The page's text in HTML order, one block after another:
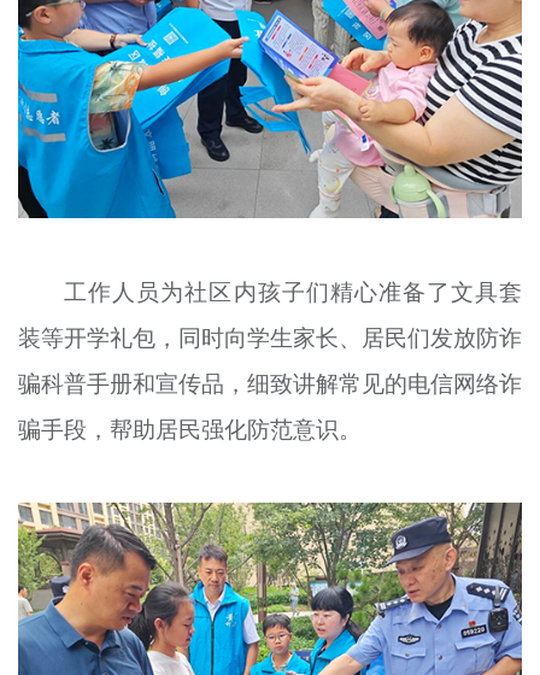
工作人员为社区内孩子们精心准备了文具套
装等开学礼包，同时向学生家长、居民们发放防诈
骗科普手册和宣传品，细致讲解常见的电信网络诈
骗手段，帮助居民强化防范意识。